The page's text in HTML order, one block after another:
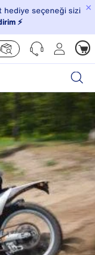
×
hediye seçeneği sizi
⚡️